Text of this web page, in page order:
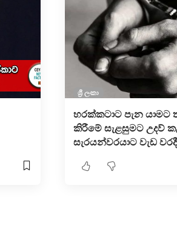
ශ්‍රී ලංකා
හරක්කටාට පැන යාමට
කිරීමේ සැළසුමට උදව්
සැරයන්වරයාට වැඩ